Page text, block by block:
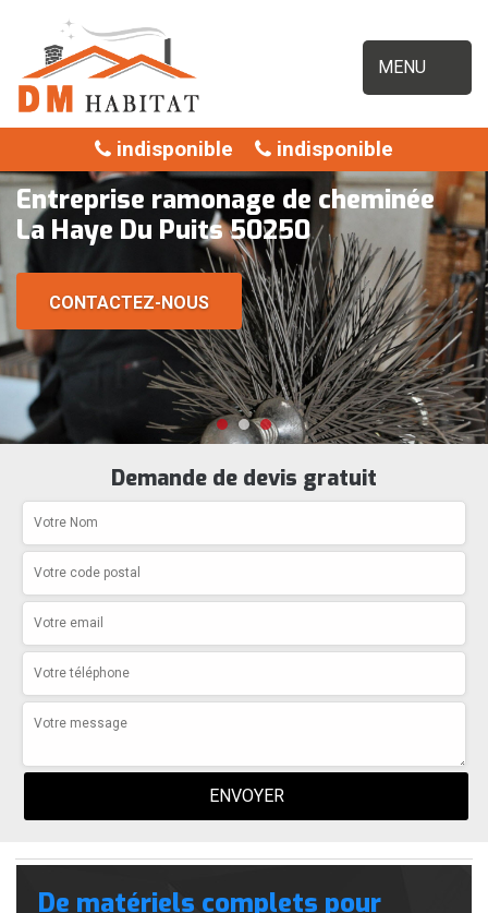
MENU
indisponible indisponible
Entreprise ramonage de cheminée
La Haye Du Puits 50250
CONTACTEZ-NOUS
Demande de devis gratuit
De matériels complets pour